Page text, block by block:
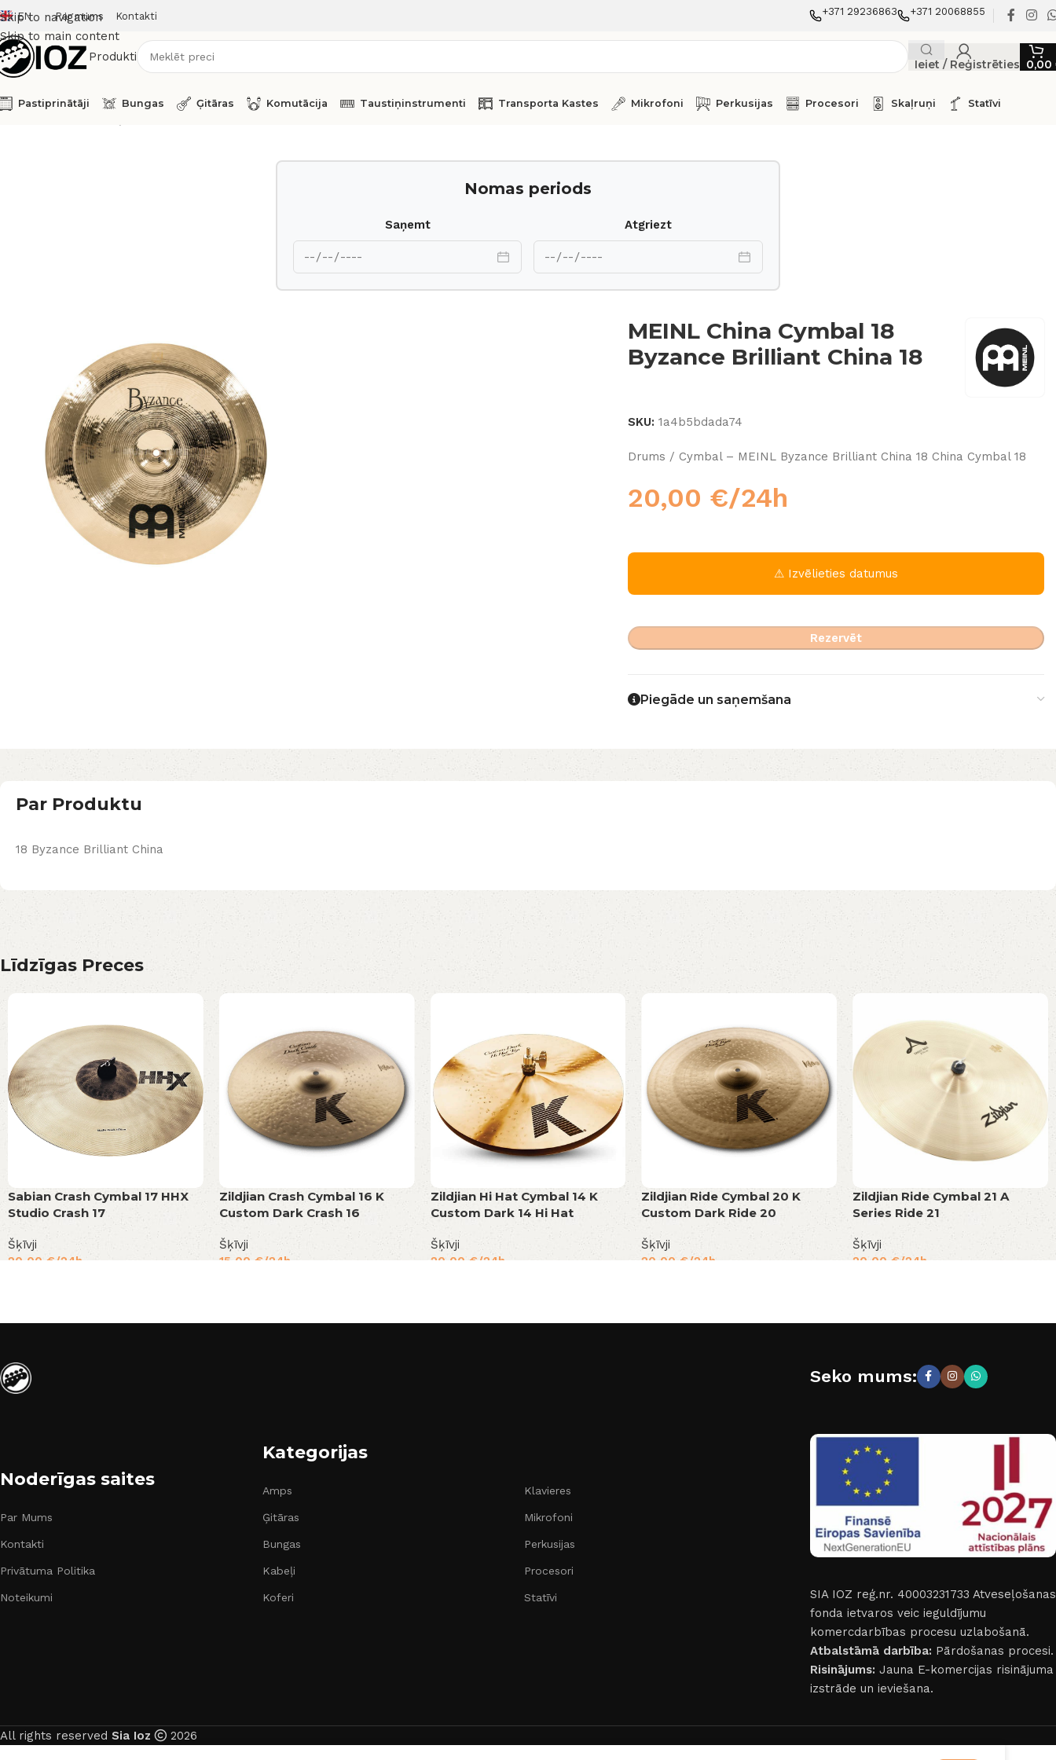
Skip to navigation
Skip to main content
EN Par mums Kontakti +371 29236863 +371 20068855
Produkti
Ieiet / Reģistrēties 0,00
Pastiprinātāji Bungas Ģitāras Komutācija Taustiņinstrumenti Transporta Kastes Mikrofoni Perkusijas Procesori Skaļruņi Statīvi
Nomas periods
Saņemt Atgriezt
MEINL China Cymbal 18
Byzance Brilliant China 18
SKU: 1a4b5bdada74
Drums / Cymbal – MEINL Byzance Brilliant China 18 China Cymbal 18
20,00 €/24h
⚠ Izvēlieties datumus
Rezervēt
Piegāde un saņemšana
Par Produktu
18 Byzance Brilliant China
Līdzīgas Preces
Sabian Crash Cymbal 17 HHX
Studio Crash 17
Šķīvji
20,00€/24h
Zildjian Crash Cymbal 16 K
Custom Dark Crash 16
Šķīvji
15,00 €/24h
Zildjian Hi Hat Cymbal 14 K
Custom Dark 14 Hi Hat
Šķīvji
20,00€/24h
Zildjian Ride Cymbal 20 K
Custom Dark Ride 20
Šķīvji
20,00€/24h
Zildjian Ride Cymbal 21 A
Series Ride 21
Šķīvji
20,00€/24h
Noderīgas saites
Par Mums
Kontakti
Privātuma Politika
Noteikumi
Kategorijas
Amps
Ģitāras
Bungas
Kabeļi
Koferi
Klavieres
Mikrofoni
Perkusijas
Procesori
Statīvi
Seko mums:
SIA IOZ reģ.nr. 40003231733 Atveseļošanas
fonda ietvaros veic ieguldījumu
komercdarbības procesu uzlabošanā.
Atbalstāmā darbība: Pārdošanas procesi.
Risinājums: Jauna E-komercijas risinājuma
izstrāde un ieviešana.
All rights reserved Sia Ioz 2026